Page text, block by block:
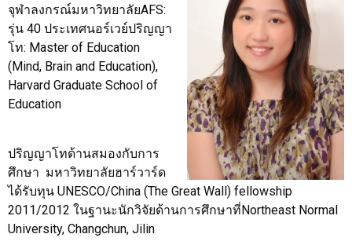
จุฬาลงกรณ์มหาวิทยาลัยAFS:
รุ่น 40 ประเทศนอร์เวย์ปริญญา
โท: Master of Education
(Mind, Brain and Education),
Harvard Graduate School of
Education
ปริญญาโทด้านสมองกับการ
ศึกษา มหาวิทยาลัยฮาร์วาร์ด
ได้รับทุน UNESCO/China (The Great Wall) fellowship
2011/2012 ในฐานะนักวิจัยด้านการศึกษาที่Northeast Normal
University, Changchun, Jilin